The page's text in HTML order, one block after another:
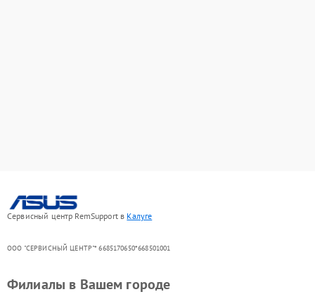
Сервисный центр RemSupport в Калуге
ООО "СЕРВИСНЫЙ ЦЕНТР"* 6685170650*668501001
Филиалы в Вашем городе